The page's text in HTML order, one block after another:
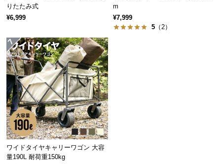
返
キ
ャ
ン
セ
ル
に
つ
い
て
保
りたたみ式
¥6,999
m
¥7,999
5 （2）
ワイドタイヤキャリーワゴン 大容
量190L 耐荷重150kg